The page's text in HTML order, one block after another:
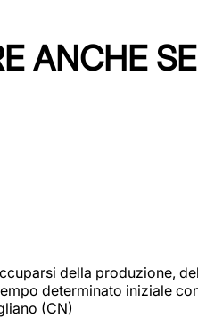
ANCHE
della produzione,
determinato iniziale
(CN)